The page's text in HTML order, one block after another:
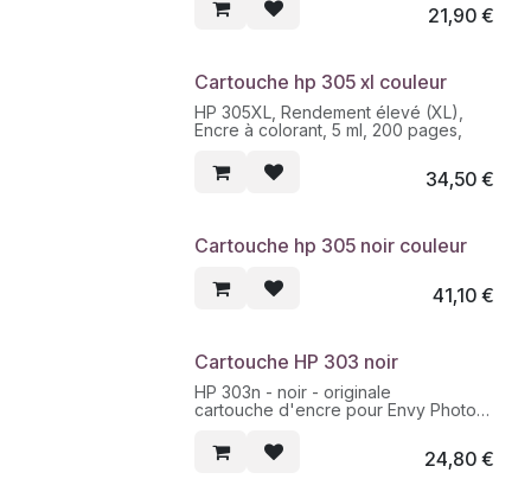
21,90€
Cartouche hp 305 xl couleur
HP 305XL, Rendement élevé (XL),
Encre à colorant, 5 ml, 200 pages,
34,50€
Cartouche hp 305 noir couleur
41,10€
Cartouche HP 303 noir
HP 303n - noir - originale
cartouche d'encre pour Envy Photo
Tango
24,80€